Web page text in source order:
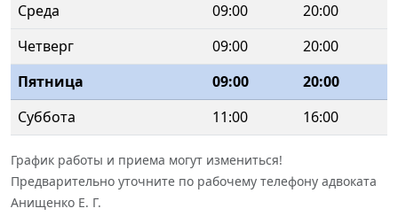
Среда
09:00
20:00
Четверг
09:00
20:00
Пятница
09:00
20:00
Суббота
11:00 16:00
График работы и приема могут измениться!
Предварительно уточните по рабочему телефону адвоката
Анищенко Е. Г.